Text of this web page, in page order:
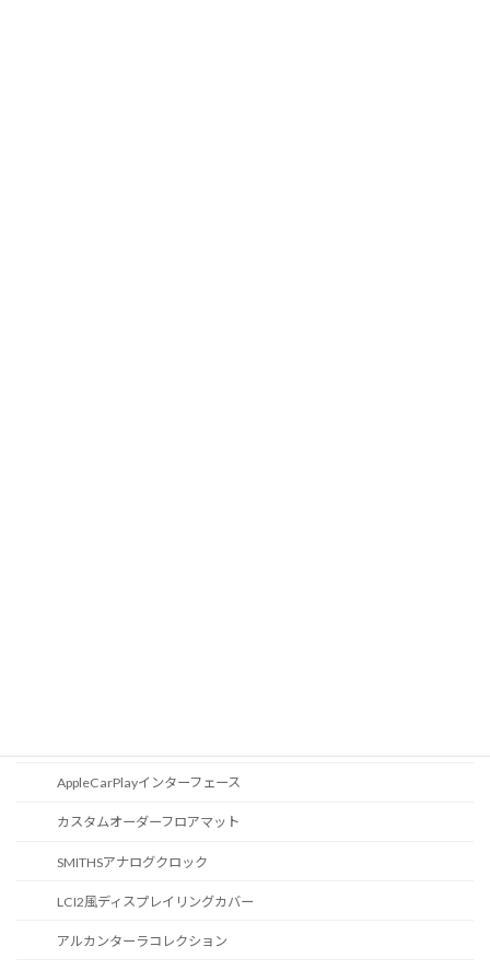
AppleCarPlayインターフェース
カスタムオーダーフロアマット
SMITHSアナログクロック
LCI2風ディスプレイリングカバー
アルカンターラコレクション